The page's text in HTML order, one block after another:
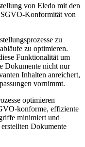
von Eledo mit den
Konformität von
zu
zu optimieren.
Funktionalität um
Dokumente nicht nur
Inhalten anreichert,
vornimmt.
optimieren
konforme, effiziente
minimiert und
Dokumente